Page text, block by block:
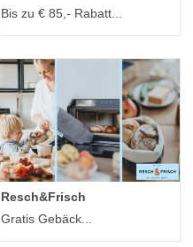
Bis zu € 85,- Rabatt...
Resch&Frisch
Gratis Gebäck...